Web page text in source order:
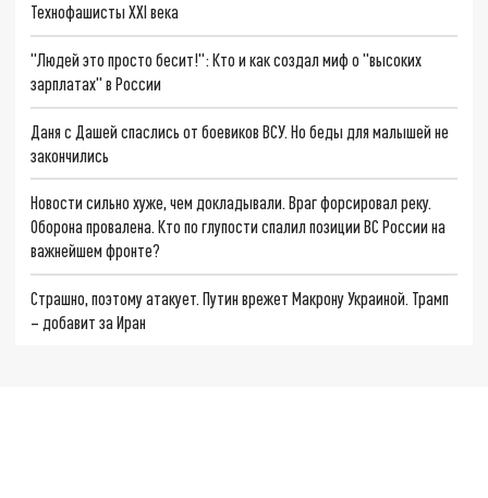
Технофашисты XXI века
"Людей это просто бесит!": Кто и как создал миф о "высоких
зарплатах" в России
Даня с Дашей спаслись от боевиков ВСУ. Но беды для малышей не
закончились
Новости сильно хуже, чем докладывали. Враг форсировал реку.
Оборона провалена. Кто по глупости спалил позиции ВС России на
важнейшем фронте?
Страшно, поэтому атакует. Путин врежет Макрону Украиной. Трамп
– добавит за Иран